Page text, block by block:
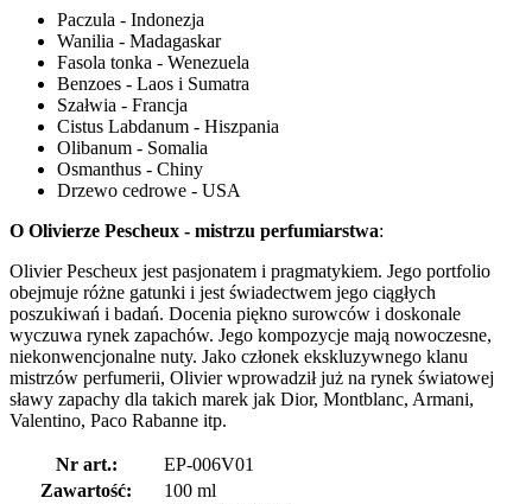
Paczula - Indonezja
Wanilia - Madagaskar
Fasola tonka - Wenezuela
Benzoes - Laos i Sumatra
Szałwia - Francja
Cistus Labdanum - Hiszpania
Olibanum - Somalia
Osmanthus - Chiny
Drzewo cedrowe - USA
O Olivierze Pescheux - mistrzu perfumiarstwa:
Olivier Pescheux jest pasjonatem i pragmatykiem. Jego portfolio
obejmuje różne gatunki i jest świadectwem jego ciągłych
poszukiwań i badań. Docenia piękno surowców i doskonale
wyczuwa rynek zapachów. Jego kompozycje mają nowoczesne,
niekonwencjonalne nuty. Jako członek ekskluzywnego klanu
mistrzów perfumerii, Olivier wprowadził już na rynek światowej
sławy zapachy dla takich marek jak Dior, Montblanc, Armani,
Valentino, Paco Rabanne itp.
Nr art.:
EP-006V01
Zawartość:
100 ml